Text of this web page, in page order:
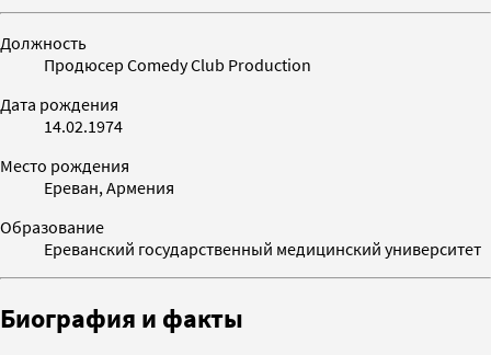
Должность
Продюсер Comedy Club Production
Дата рождения
14.02.1974
Место рождения
Ереван, Армения
Образование
Ереванский государственный медицинский университет
Биография и факты